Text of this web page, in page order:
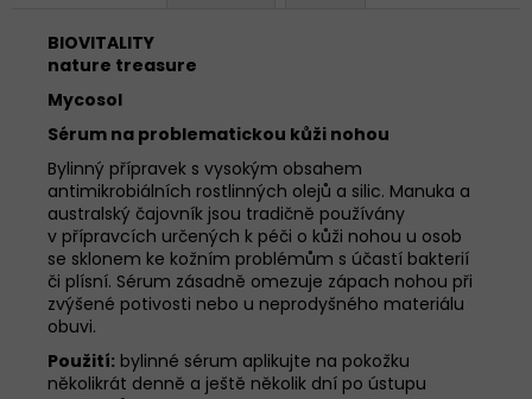
BIOVITALITY
nature treasure
Mycosol
Sérum na problematickou kůži nohou
Bylinný přípravek s vysokým obsahem
antimikrobiálních rostlinných olejů a silic. Manuka a
australský čajovník jsou tradičně používány
v přípravcích určených k péči o kůži nohou u osob
se sklonem ke kožním problémům s účastí bakterií
či plísní. Sérum zásadně omezuje zápach nohou při
zvýšené potivosti nebo u neprodyšného materiálu
obuvi.
Použití: bylinné sérum aplikujte na pokožku
několikrát denně a ještě několik dní po ústupu
ŠALVĚJ
LÉKAŘSKÁ
TINKTURA
50ML
128
Kč